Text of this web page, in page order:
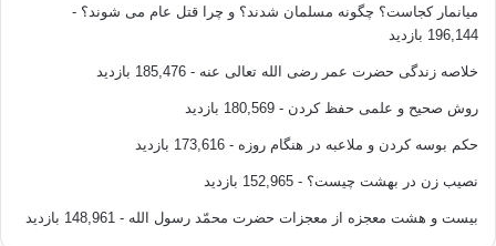
میانمار کجاست؟ چگونه مسلمان شدند؟ و چرا قتل عام می شوند؟ -
196,144 بازدید
خلاصه زندگی حضرت عمر رضی الله تعالی عنه - 185,476 بازدید
روش صحیح و علمی حفظ کردن - 180,569 بازدید
حکم بوسه کردن و ملاعبه در هنگام روزه - 173,616 بازدید
نصیب زن در بهشت چیست؟ - 152,965 بازدید
بیست و هشت معجزه از معجزات حضرت محمّد رسول الله - 148,961 بازدید